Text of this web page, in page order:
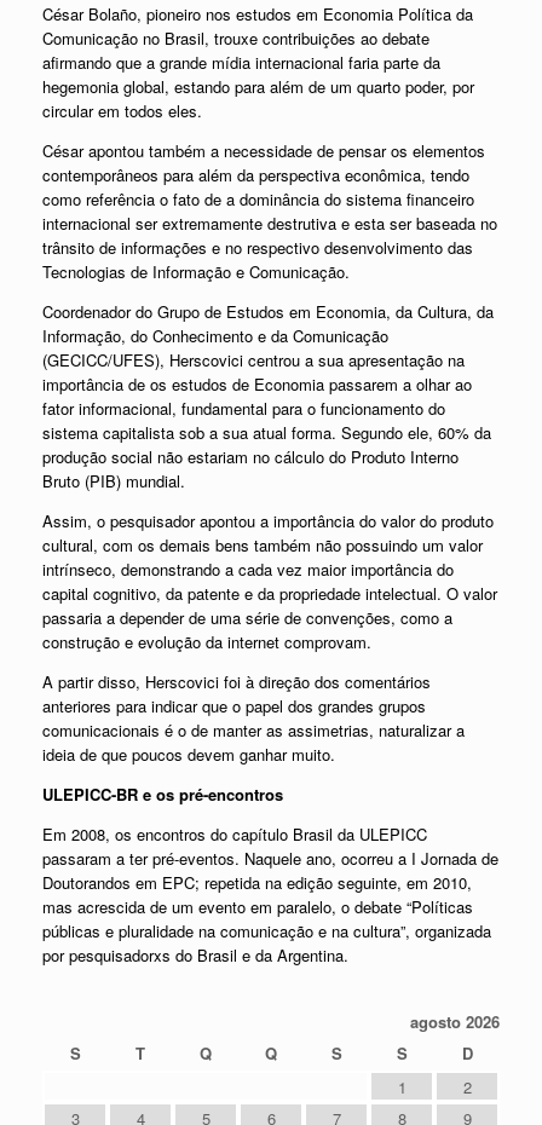
César Bolaño, pioneiro nos estudos em Economia Política da
Comunicação no Brasil, trouxe contribuições ao debate
afirmando que a grande mídia internacional faria parte da
hegemonia global, estando para além de um quarto poder, por
circular em todos eles.
César apontou também a necessidade de pensar os elementos
contemporâneos para além da perspectiva econômica, tendo
como referência o fato de a dominância do sistema financeiro
internacional ser extremamente destrutiva e esta ser baseada no
trânsito de informações e no respectivo desenvolvimento das
Tecnologias de Informação e Comunicação.
Coordenador do Grupo de Estudos em Economia, da Cultura, da
Informação, do Conhecimento e da Comunicação
(GECICC/UFES), Herscovici centrou a sua apresentação na
importância de os estudos de Economia passarem a olhar ao
fator informacional, fundamental para o funcionamento do
sistema capitalista sob a sua atual forma. Segundo ele, 60% da
produção social não estariam no cálculo do Produto Interno
Bruto (PIB) mundial.
Assim, o pesquisador apontou a importância do valor do produto
cultural, com os demais bens também não possuindo um valor
intrínseco, demonstrando a cada vez maior importância do
capital cognitivo, da patente e da propriedade intelectual. O valor
passaria a depender de uma série de convenções, como a
construção e evolução da internet comprovam.
A partir disso, Herscovici foi à direção dos comentários
anteriores para indicar que o papel dos grandes grupos
comunicacionais é o de manter as assimetrias, naturalizar a
ideia de que poucos devem ganhar muito.
ULEPICC-BR e os pré-encontros
Em 2008, os encontros do capítulo Brasil da ULEPICC
passaram a ter pré-eventos. Naquele ano, ocorreu a I Jornada de
Doutorandos em EPC; repetida na edição seguinte, em 2010,
mas acrescida de um evento em paralelo, o debate “Políticas
públicas e pluralidade na comunicação e na cultura”, organizada
por pesquisadorxs do Brasil e da Argentina.
agosto 2026
S
T Q Q S S
D
1
2
3
4 5 6 7 8 9